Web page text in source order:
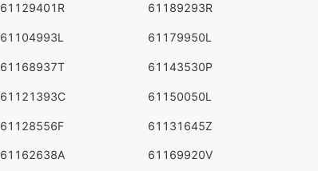
61129401R 61189293R
61104993L 61179950L
61168937T 61143530P
61121393C 61150050L
61128556F 61131645Z
61162638A 61169920V